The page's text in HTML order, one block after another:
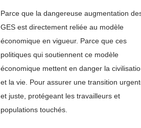
Parce que la dangereuse augmentation
GES est directement reliée au modèle
économique en vigueur. Parce que ces
politiques qui soutiennent ce modèle
économique mettent en danger la
et la vie. Pour assurer une transition
et juste, protégeant les travailleurs et
populations touchés.